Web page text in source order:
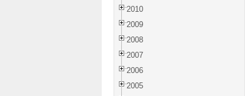
2010
2009
2008
2007
2006
2005